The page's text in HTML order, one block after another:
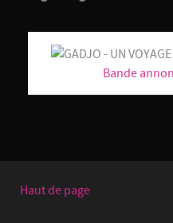
Bande
Haut de page